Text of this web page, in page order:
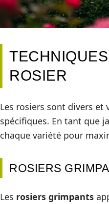
ROSIER
Les rosiers sont divers et
spécifiques. En tant que
chaque variété pour
ROSIERS
Les rosiers grimpants